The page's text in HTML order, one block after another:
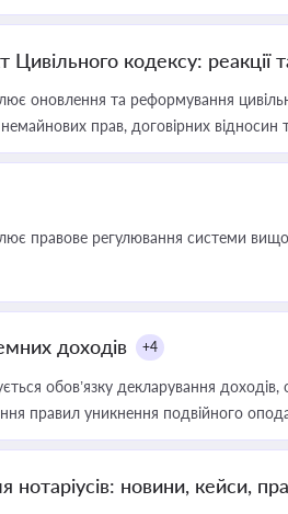
Цивільного кодексу: реакції
оновлення та реформування
прав, договірних відносин
правове регулювання системи вищої
доходів +4
обов’язку декларування
правил уникнення подвійного
нотаріусів: новини, кейси,